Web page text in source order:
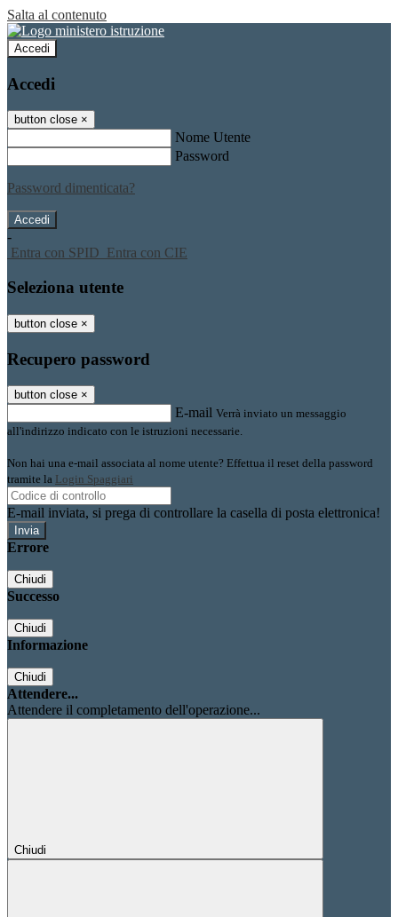
Salta al contenuto
Accedi
Accedi
button close ×
Nome Utente
Password
Password dimenticata?
-
Entra con SPID Entra con CIE
Seleziona utente
button close ×
Recupero password
button close ×
E-mail Verrà inviato un messaggio
all'indirizzo indicato con le istruzioni necessarie.
Non hai una e-mail associata al nome utente? Effettua il reset della password
tramite la Login Spaggiari
E-mail inviata, si prega di controllare la casella di posta elettronica!
Errore
Chiudi
Successo
Chiudi
Informazione
Chiudi
Attendere...
Attendere il completamento dell'operazione...
Chiudi